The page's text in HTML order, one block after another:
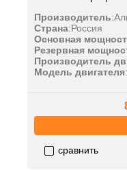
Производитель:
Страна:Россия
Основная
Резервная
Производитель
Модель двигателя:
сравнить